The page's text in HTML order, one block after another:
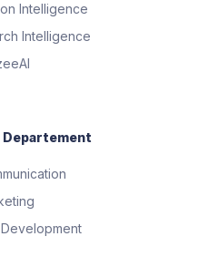
Intelligence
Intelligence